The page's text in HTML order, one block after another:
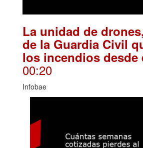
La unidad de
de la Guardia Civil
los incendios desde
00:20
Infobae